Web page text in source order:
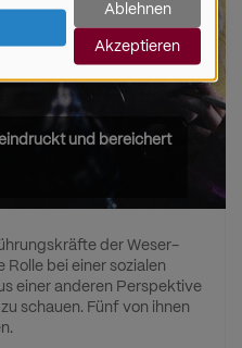
und bereichert
der Weser-
Rolle bei einer sozialen
einer anderen Perspektive
schauen. Fünf von ihnen
Ablehnen
Akzeptieren